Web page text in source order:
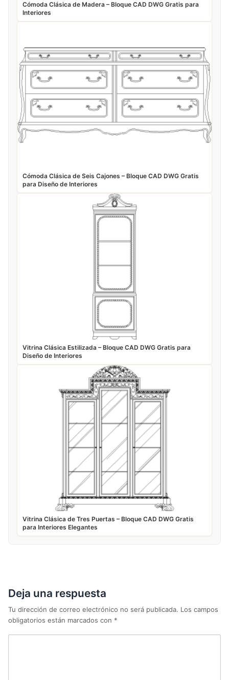
Cómoda Clásica de Madera – Bloque CAD DWG Gratis para
Interiores
Cómoda Clásica de Seis Cajones – Bloque CAD DWG Gratis
para Diseño de Interiores
Vitrina Clásica Estilizada – Bloque CAD DWG Gratis para
Diseño de Interiores
Vitrina Clásica de Tres Puertas – Bloque CAD DWG Gratis
para Interiores Elegantes
Deja una respuesta
Tu dirección de correo electrónico no será publicada. Los campos
obligatorios están marcados con *